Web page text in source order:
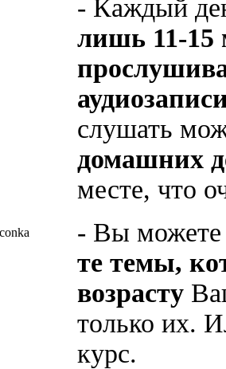
- Каждый
лишь 11-15
слушать
домашних
месте, что
- Вы
те темы,
возрасту
только их.
курс.